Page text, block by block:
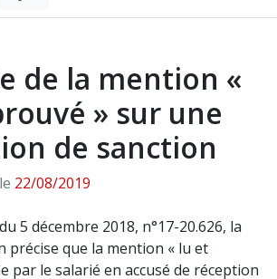
de la mention «
» sur une
de sanction
22/08/2019
5 décembre 2018, n°17-20.626, la
précise que la mention « lu et
par le salarié en accusé de réception